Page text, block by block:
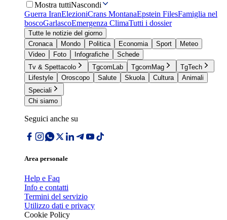
Mostra tuttiNascondi
Guerra IranElezioniCrans MontanaEpstein FilesFamiglia nel
boscoGarlascoEmergenza ClimaTutti i dossier
Tutte le notizie del giorno
Cronaca
Mondo Politica Economia Sport
Meteo
Video
Foto Infografiche
Schede
Tv & Spettacolo
TgcomLab TgcomMag
TgTech
Lifestyle
Oroscopo Salute Skuola Cultura
Animali
Speciali
Chi siamo
Seguici anche su
Area personale
Help e Faq
Info e contatti
Termini del servizio
Utilizzo dati e privacy
Cookie Policy